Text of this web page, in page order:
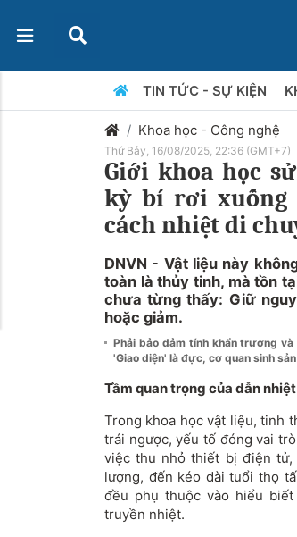
TIN TỨC - SỰ KIỆN
Khoa học - Công nghệ
Thứ Bảy, 16/08/2025, 22:36 (GMT+7)
Giới khoa học
kỳ bí rơi xuống
cách nhiệt di
DNVN - Vật liệu này
toàn là thủy tinh, mà tồn
chưa từng thấy: Giữ
hoặc giảm.
Phải bảo đảm tính khẩn trương
'Giao diện' là đực, cơ quan sinh
Tầm quan trọng của dẫn
Trong khoa học vật liệu, tinh
trái ngược, yếu tố đóng vai
việc thu nhỏ thiết bị điện tử,
lượng, đến kéo dài tuổi thọ
đều phụ thuộc vào hiểu
truyền nhiệt.